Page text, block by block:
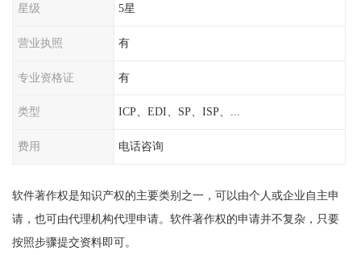
星级 5星
营业执照 有
专业资格证 有
类型 ICP、EDI、SP、ISP、...
费用 电话咨询
软件著作权是知识产权的主要类别之一，可以由个人或企业自主申
请，也可由代理机构代理申请。软件著作权的申请并不复杂，只要
按照步骤提交资料即可。